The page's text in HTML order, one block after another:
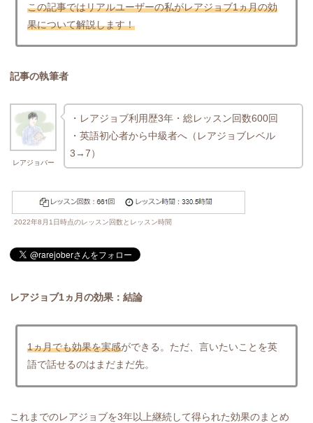
この記事ではリアルユーザーの私がレアジョブ1ヵ月の効
果について解説します！
記事の執筆者
レアジョバー
・レアジョブ利用歴3年・総レッスン回数600回
・英語初心者から中級者へ（レアジョブレベル
3→7）
2022年8月1日時点のレッスン回数とレッスン時間
レアジョブ1ヵ月の効果：結論
1ヵ月でも効果を実感ができる。ただ、言いたいことを英
語で話せるのはまだまだ先。
これまでのレアジョブを3年以上継続して得られた効果のまとめ